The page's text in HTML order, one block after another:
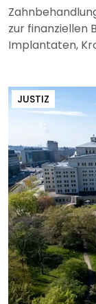
zur finanziellen
Implantaten,
JUSTIZ